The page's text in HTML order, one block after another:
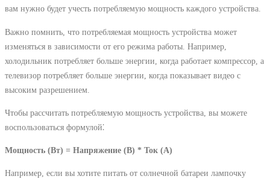
вам нужно будет учесть потребляемую мощность каждого устройства.
Важно помнить, что потребляемая мощность устройства может
изменяться в зависимости от его режима работы. Например,
холодильник потребляет больше энергии, когда работает компрессор, а
телевизор потребляет больше энергии, когда показывает видео с
высоким разрешением.
Чтобы рассчитать потребляемую мощность устройства, вы можете
воспользоваться формулой⁚
Мощность (Вт) = Напряжение (В) * Ток (А)
Например, если вы хотите питать от солнечной батареи лампочку